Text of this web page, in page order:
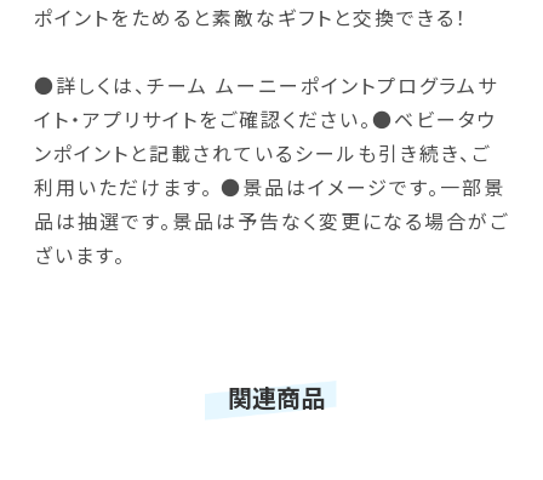
ポイントをためると素敵なギフトと交換できる！
●詳しくは、チーム ムーニーポイントプログラムサ
イト・アプリサイトをご確認ください。●ベビータウ
ンポイントと記載されているシールも引き続き、ご
利用いただけます。 ●景品はイメージです。一部景
品は抽選です。景品は予告なく変更になる場合がご
ざいます。
関連商品